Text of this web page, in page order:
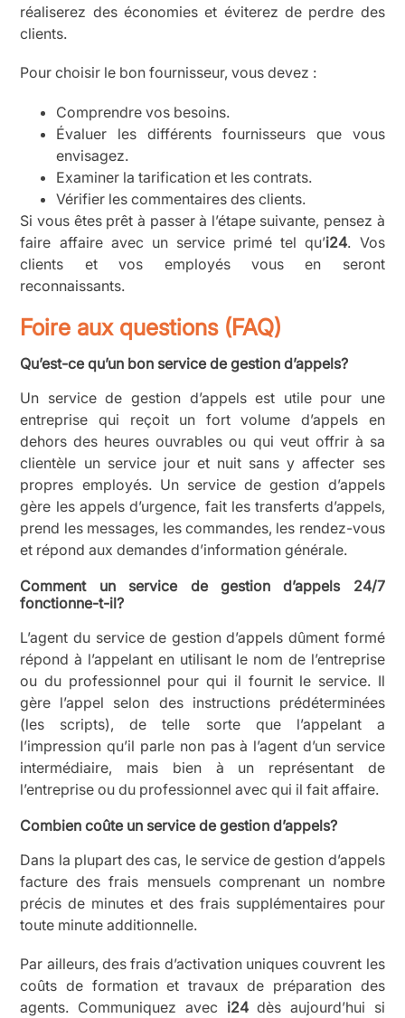
réaliserez des économies et éviterez de perdre des
clients.
Pour choisir le bon fournisseur, vous devez :
Comprendre vos besoins.
Évaluer les différents fournisseurs que vous
envisagez.
Examiner la tarification et les contrats.
Vérifier les commentaires des clients.
Si vous êtes prêt à passer à l’étape suivante, pensez à
faire affaire avec un service primé tel qu’i24. Vos
clients et vos employés vous en seront
reconnaissants.
Foire aux questions (FAQ)
Qu’est-ce qu’un bon service de gestion d’appels?
Un service de gestion d’appels est utile pour une
entreprise qui reçoit un fort volume d’appels en
dehors des heures ouvrables ou qui veut offrir à sa
clientèle un service jour et nuit sans y affecter ses
propres employés. Un service de gestion d’appels
gère les appels d’urgence, fait les transferts d’appels,
prend les messages, les commandes, les rendez-vous
et répond aux demandes d’information générale.
Comment un service de gestion d’appels 24/7
fonctionne-t-il?
L’agent du service de gestion d’appels dûment formé
répond à l’appelant en utilisant le nom de l’entreprise
ou du professionnel pour qui il fournit le service. Il
gère l’appel selon des instructions prédéterminées
(les scripts), de telle sorte que l’appelant a
l’impression qu’il parle non pas à l’agent d’un service
intermédiaire, mais bien à un représentant de
l’entreprise ou du professionnel avec qui il fait affaire.
Combien coûte un service de gestion d’appels?
Dans la plupart des cas, le service de gestion d’appels
facture des frais mensuels comprenant un nombre
précis de minutes et des frais supplémentaires pour
toute minute additionnelle.
Par ailleurs, des frais d’activation uniques couvrent les
coûts de formation et travaux de préparation des
agents. Communiquez avec i24dès aujourd’hui si